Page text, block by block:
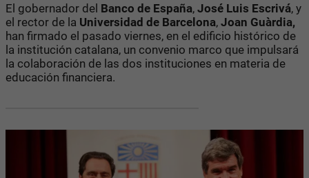
El gobernador del Banco de España, José Luis Escrivá, y
el rector de la Universidad de Barcelona, Joan Guàrdia,
han firmado el pasado viernes, en el edificio histórico de
la institución catalana, un convenio marco que impulsará
la colaboración de las dos instituciones en materia de
educación financiera.